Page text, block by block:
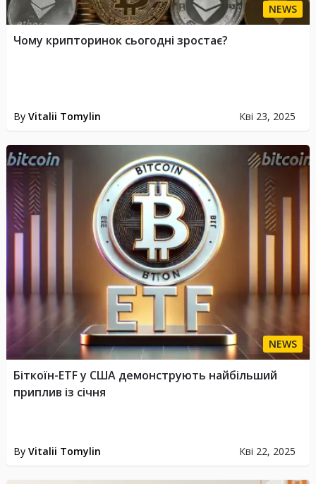
NEWS
By Vitalii Tomylin Кві 23, 2025
Чому крипторинок сьогодні зростає?
NEWS
By Vitalii Tomylin Кві 22, 2025
Біткоїн-ETF у США демонструють найбільший
приплив із січня